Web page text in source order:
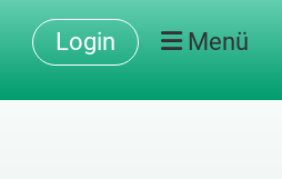
Login Menü